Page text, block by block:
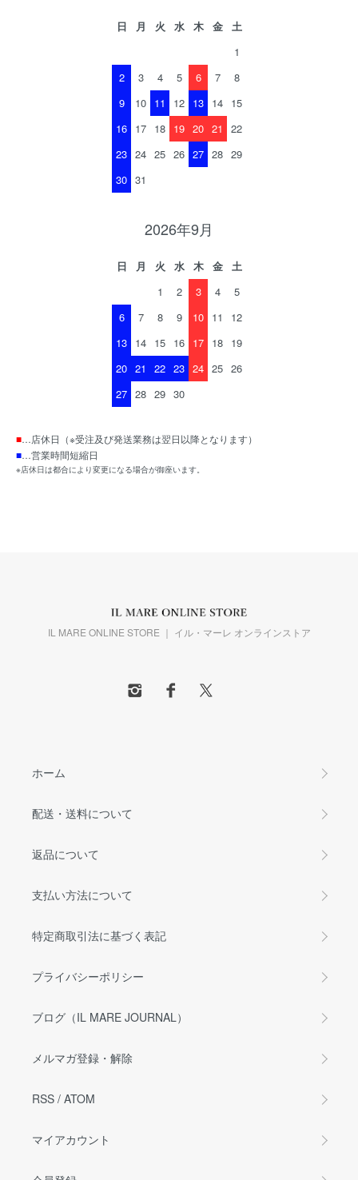
日 月 火 水 木 金
土
1
2
3 4 5 6 7
8
9
10 11 12 13 14 15
16 17 18 19 20 21
22
23 24 25 26 27 28 29
30 31
2026年9月
日 月 火 水 木 金
土
1
2 3 4
5
6
7 8 9 10 11
12
13 14 15 16 17 18 19
20 21 22 23 24 25 26
27 28 29 30
■…店休日（※受注及び発送業務は翌日以降となります）
■…営業時間短縮日
※店休日は都合により変更になる場合が御座います。
IL MARE ONLINE STORE ｜ イル・マーレ オンラインストア
ホーム
配送・送料について
返品について
支払い方法について
特定商取引法に基づく表記
プライバシーポリシー
ブログ（IL MARE JOURNAL）
メルマガ登録・解除
RSS / ATOM
マイアカウント